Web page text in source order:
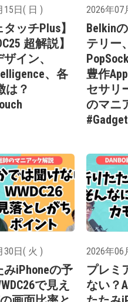
15日( 日 )
タッチPlus】
超解説】
イン、
、各
は？
2026年07
Belkin
テリー
豊作
セサリ
のマニ
30日( 火 )
iPhoneの予
で見え
2026年06
プレミ
ない？